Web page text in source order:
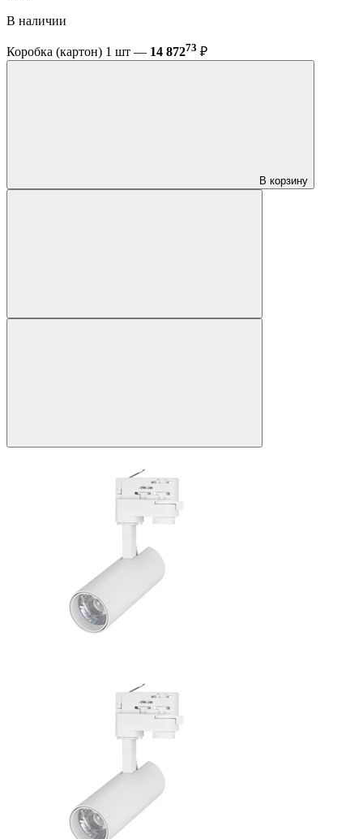
В наличии
Коробка (картон) 1 шт — 14 87273 ₽
В корзину